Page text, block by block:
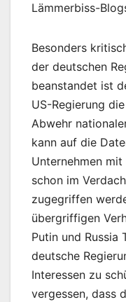
Lämmerbiss-
Besonders
der deutschen
beanstandet ist
US-Regierung
Abwehr
kann auf die
Unternehmen
schon im
zugegriffen
übergriffigen
Putin und Russia
deutsche
Interessen zu
vergessen, dass